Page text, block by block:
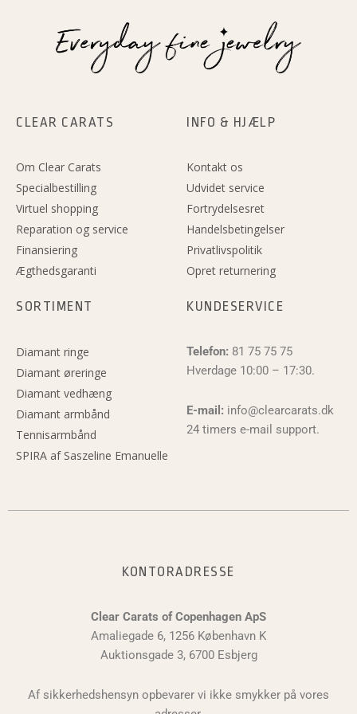
CLEAR CARATS
Om Clear Carats
Specialbestilling
Virtuel shopping
Reparation og service
Finansiering
Ægthedsgaranti
INFO & HJÆLP
Kontakt os
Udvidet service
Fortrydelsesret
Handelsbetingelser
Privatlivspolitik
Opret returnering
SORTIMENT
Diamant ringe
Diamant øreringe
Diamant vedhæng
Diamant armbånd
Tennisarmbånd
SPIRA af Saszeline Emanuelle
KUNDESERVICE
Telefon: 81 75 75 75
Hverdage 10:00 – 17:30.
E-mail: info@clearcarats.dk
24 timers e-mail support.
KONTORADRESSE
Clear Carats of Copenhagen ApS
Amaliegade 6, 1256 København K
Auktionsgade 3, 6700 Esbjerg
Af sikkerhedshensyn opbevarer vi ikke smykker på vores